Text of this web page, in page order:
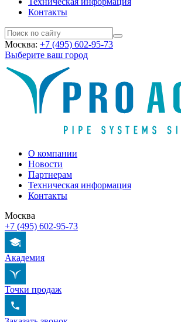
Контакты
Москва: +7 (495) 602-95-73
Выберите ваш город
О компании
Новости
Партнерам
Техническая информация
Контакты
Москва
+7 (495) 602-95-73
Академия
Точки продаж